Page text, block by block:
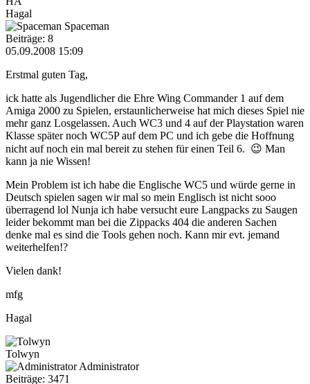
Hagal
Spaceman
Beiträge: 8
05.09.2008 15:09
Erstmal guten Tag,
ick hatte als Jugendlicher die Ehre Wing Commander 1 auf dem
Amiga 2000 zu Spielen, erstaunlicherweise hat mich dieses Spiel nie
mehr ganz Losgelassen. Auch WC3 und 4 auf der Playstation waren
Klasse später noch WC5P auf dem PC und ich gebe die Hoffnung
nicht auf noch ein mal bereit zu stehen für einen Teil 6. 😉 Man
kann ja nie Wissen!
Mein Problem ist ich habe die Englische WC5 und würde gerne in
Deutsch spielen sagen wir mal so mein Englisch ist nicht sooo
überragend lol Nunja ich habe versucht eure Langpacks zu Saugen
leider bekommt man bei die Zippacks 404 die anderen Sachen
denke mal es sind die Tools gehen noch. Kann mir evt. jemand
weiterhelfen!?
Vielen dank!
mfg
Hagal
Tolwyn
Administrator
Beiträge: 3471